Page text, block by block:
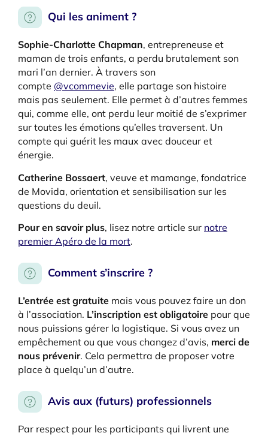
Qui les animent ?
Sophie-Charlotte Chapman, entrepreneuse et
maman de trois enfants, a perdu brutalement son
mari l’an dernier. À travers son
compte @vcommevie, elle partage son histoire
mais pas seulement. Elle permet à d’autres femmes
qui, comme elle, ont perdu leur moitié de s’exprimer
sur toutes les émotions qu’elles traversent. Un
compte qui guérit les maux avec douceur et
énergie.
Catherine Bossaert, veuve et mamange, fondatrice
de Movida, orientation et sensibilisation sur les
questions du deuil.
Pour en savoir plus, lisez notre article sur notre
premier Apéro de la mort.
Comment s’inscrire ?
L’entrée est gratuite mais vous pouvez faire un don
à l’association. L’inscription est obligatoire pour que
nous puissions gérer la logistique. Si vous avez un
empêchement ou que vous changez d’avis, merci de
nous prévenir. Cela permettra de proposer votre
place à quelqu’un d’autre.
Avis aux (futurs) professionnels
Par respect pour les participants qui livrent une